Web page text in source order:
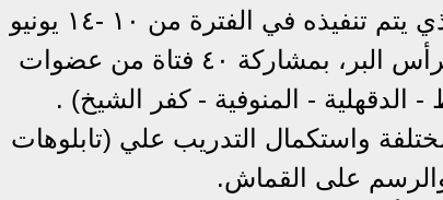
اليدوية في نسخته الخامسة، والذي يتم تنفيذه في الفترة من ١٠ -١٤ يونيو
الجاري، وذلك بالمدينة الشبابية برأس البر، بمشاركة ٤٠ فتاة من عضوات
الدقهلية - المنوفية - كفر الشيخ) .
واستكمال التدريب علي (تابلوهات